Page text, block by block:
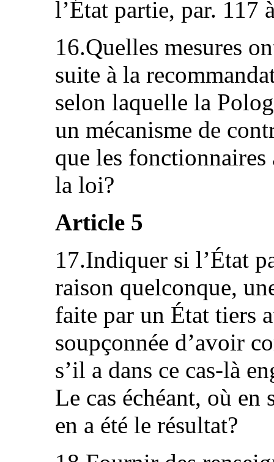
l’État partie, par. 117
16.Quelles mesures
suite à la
selon laquelle la
un mécanisme de
que les
la loi?
Article 5
17.Indiquer si l’État
raison quelconque,
faite par un État tiers
soupçonnée d’avoir
s’il a dans ce cas‑là
Le cas échéant, où en
en a été le résultat?